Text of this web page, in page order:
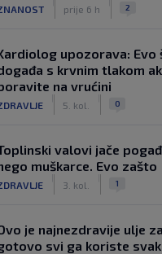
prije 6 h 2
upozorava: Evo
s krvnim tlakom
na vrućini
5. kol. 0
valovi jače
muškarce. Evo zašto
3. kol. 1
je najnezdravije ulje
svi ga koriste